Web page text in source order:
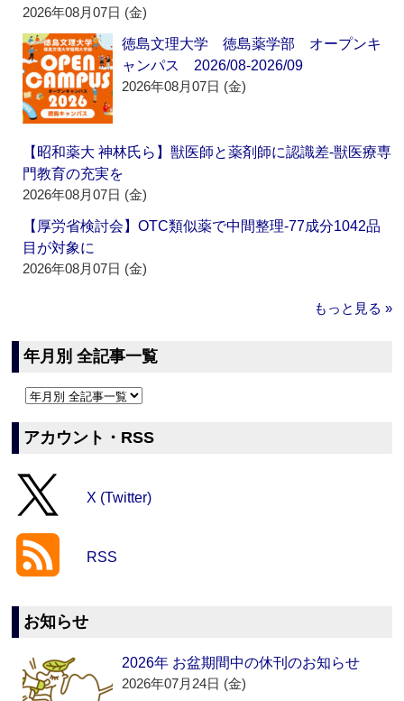
2026年08月07日 (金)
徳島文理大学 徳島薬学部 オープンキ
ャンパス 2026/08-2026/09
2026年08月07日 (金)
【昭和薬大 神林氏ら】獣医師と薬剤師に認識差‐獣医療専
門教育の充実を
2026年08月07日 (金)
【厚労省検討会】OTC類似薬で中間整理‐77成分1042品
目が対象に
2026年08月07日 (金)
もっと見る »
年月別 全記事一覧
アカウント・RSS
X (Twitter)
RSS
お知らせ
2026年 お盆期間中の休刊のお知らせ
2026年07月24日 (金)